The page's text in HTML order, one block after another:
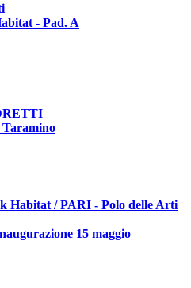
- Pad. A
Taramino
Habitat / PARI - Polo delle Arti
15 maggio